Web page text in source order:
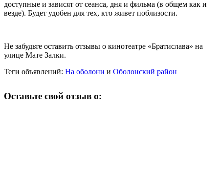
доступные и зависят от сеанса, дня и фильма (в общем как и
везде). Будет удобен для тех, кто живет поблизости.
Не забудьте оставить отзывы о кинотеатре «Братислава» на
улице Мате Залки.
Теги объявлений: На оболони и Оболонский район
Оставьте свой отзыв о: